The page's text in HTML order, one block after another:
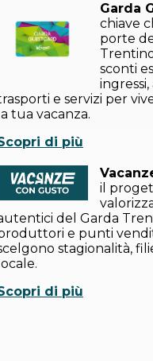
Garda
chiave
porte
sconti
e servizi per
la tua vacanza.
di più
il
del Garda
e punti
stagionalità,
locale.
di più